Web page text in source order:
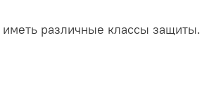
различные классы защиты.